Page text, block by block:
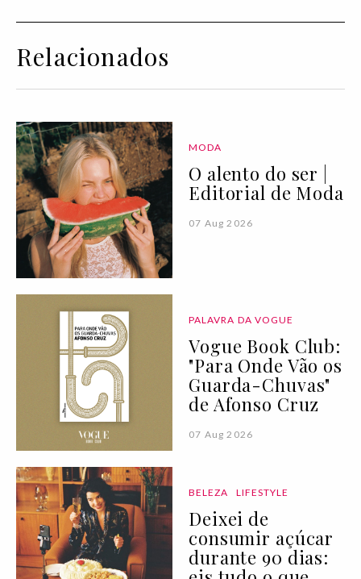
Relacionados
MODA
O alento do ser |
Editorial de Moda
07 Aug 2026
PALAVRA DA VOGUE
Vogue Book Club:
"Para Onde Vão os
Guarda-Chuvas"
de Afonso Cruz
07 Aug 2026
BELEZA LIFESTYLE
Deixei de
consumir açúcar
durante 90 dias: